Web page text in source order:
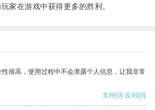
家在游戏中获得更多的胜利。
很高，使用过程中不会泄露个人信息，让我非常
支持[0] 反对[0]